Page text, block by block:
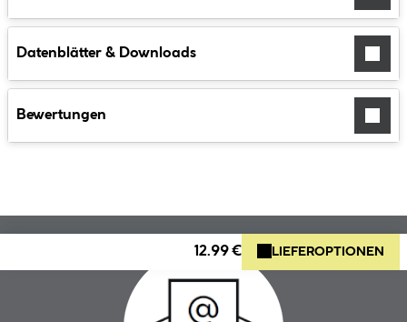
Datenblätter & Downloads
Bewertungen
12.99 € LIEFEROPTIONEN